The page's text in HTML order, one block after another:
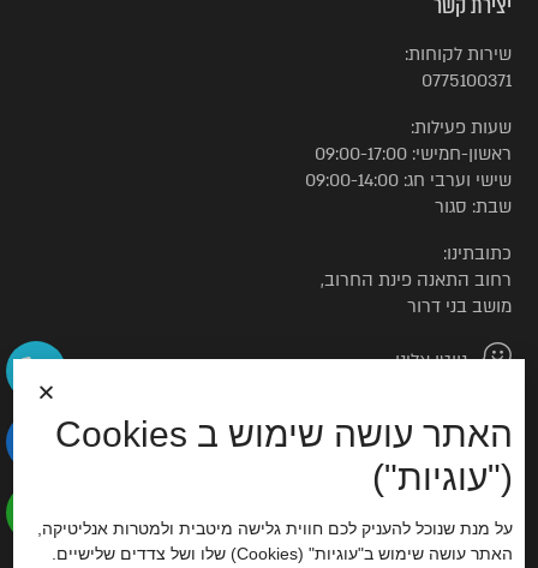
שירות לקוחות:
0775100371
שעות פעילות:
ראשון-חמישי: 09:00-17:00
שישי וערבי חג: 09:00-14:00
שבת: סגור
כתובתינו:
רחוב התאנה פינת החרוב,
מושב בני דרור
נווטו אלינו
© כל הזכויות שמורות לטורקיז האוס
סוכנות דיגיטל
האתר עושה שימוש ב Cookies
("עוגיות")
על מנת שנוכל להעניק לכם חווית גלישה מיטבית ולמטרות אנליטיקה,
האתר עושה שימוש ב"עוגיות" (Cookies) שלו ושל צדדים שלישיים.